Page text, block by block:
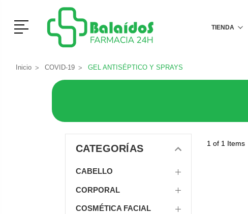
Menú TIENDA
Inicio COVID-19 GEL ANTISÉPTICO Y SPRAYS
CATEGORÍAS
CABELLO
CORPORAL
COSMÉTICA FACIAL
1 of 1 Items